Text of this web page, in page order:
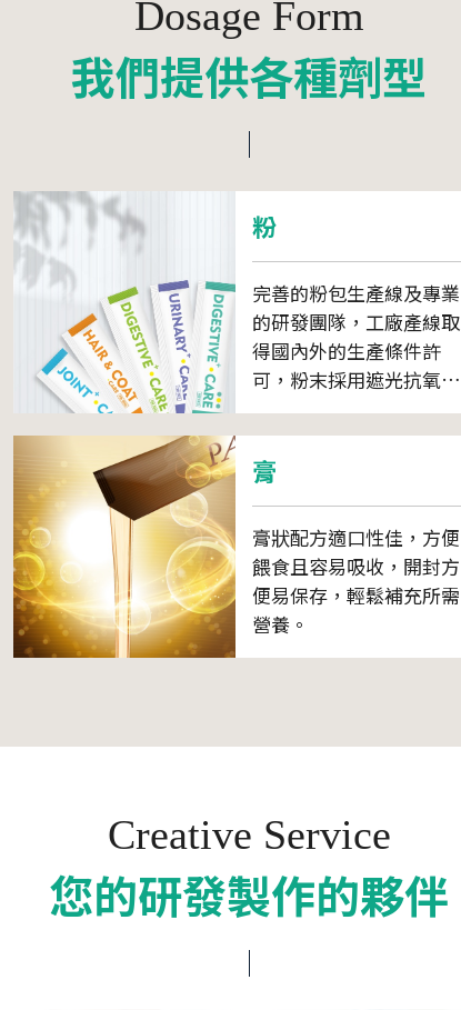
Dosage Form
我們提供各種劑型
粉
完善的粉包生產線及專業
的研發團隊，工廠產線取
得國內外的生產條件許
可，粉末採用遮光抗氧的
包材包裝粉體。
膏
膏狀配方適口性佳，方便
餵食且容易吸收，開封方
便易保存，輕鬆補充所需
營養。
Creative Service
您的研發製作的夥伴